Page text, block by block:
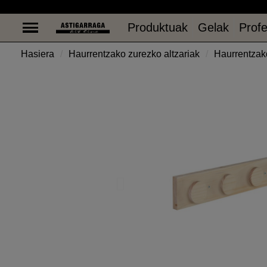
Produktuak Gelak
Produktuak Gelak
Hasiera Haurrentzako zurezko altzariak